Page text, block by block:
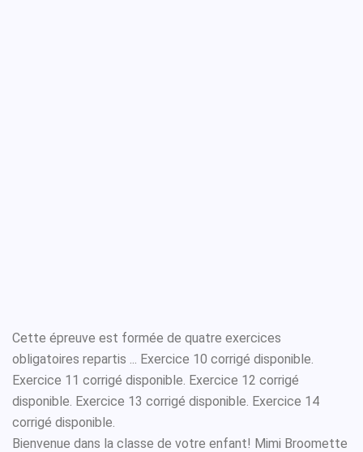
Cette épreuve est formée de quatre exercices
obligatoires repartis ... Exercice 10 corrigé disponible.
Exercice 11 corrigé disponible. Exercice 12 corrigé
disponible. Exercice 13 corrigé disponible. Exercice 14
corrigé disponible.
Bienvenue dans la classe de votre enfant! Mimi Broomette